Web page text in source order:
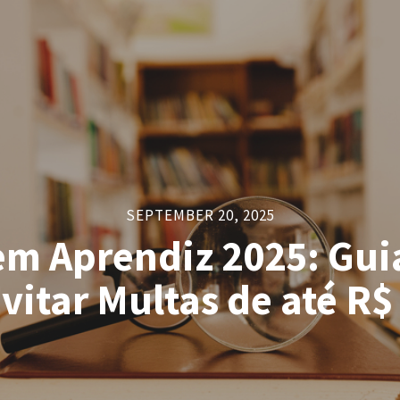
SEPTEMBER 20, 2025
Aprendiz 2025:
Multas de até